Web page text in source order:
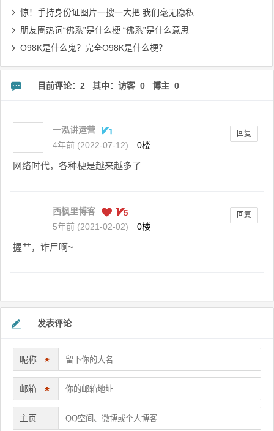
惊！手持身份证图片一搜一大把 我们毫无隐私
朋友圈热词“佛系”是什么梗 “佛系”是什么意思
O98K是什么鬼？完全O98K是什么梗？
目前评论：2 其中：访客 0 博主 0
一泓讲运营
4年前 (2022-07-12)
0楼
回复
网络时代，各种梗是越来越多了
西枫里博客
5年前 (2021-02-02)
0楼
回复
握艹，诈尸啊~
发表评论
昵称 *
邮箱 *
主页